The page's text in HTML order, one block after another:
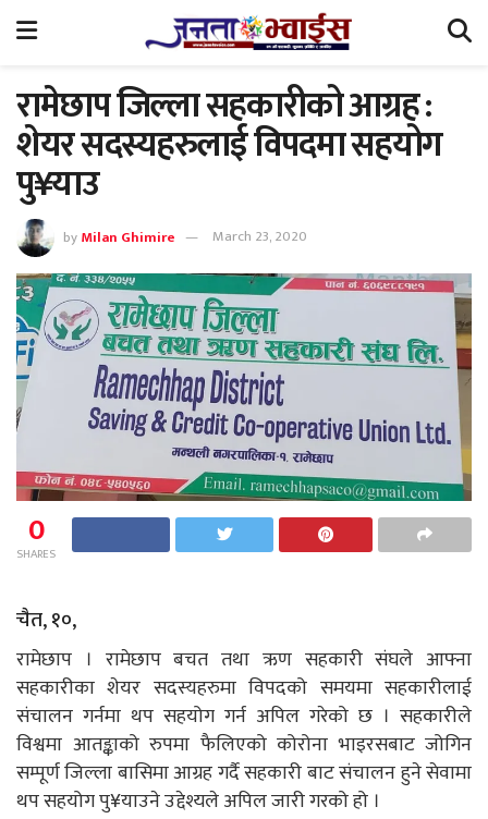
रामेछाप जिल्ला सहकारीको आग्रह :
शेयर सदस्यहरुलाई विपदमा सहयोग
पु¥याउ
byMilan Ghimire March 23, 2020
0
SHARES
चैत, १०,
रामेछाप । रामेछाप बचत तथा ऋण सहकारी संघले आफ्ना
सहकारीका शेयर सदस्यहरुमा विपदको समयमा सहकारीलाई
संचालन गर्नमा थप सहयोग गर्न अपिल गरेको छ । सहकारीले
विश्वमा आतङ्काको रुपमा फैलिएको कोरोना भाइरसबाट जोगिन
सम्पूर्ण जिल्ला बासिमा आग्रह गर्दै सहकारी बाट संचालन हुने सेवामा
थप सहयोग पु¥याउने उद्देश्यले अपिल जारी गरको हो ।